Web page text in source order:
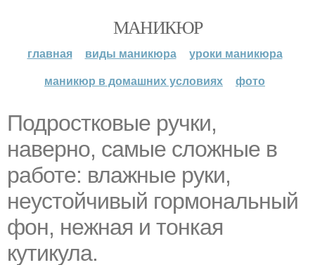
МАНИКЮР
главная виды маникюра
уроки маникюра
маникюр в домашних условиях
фото
Подростковые ручки,
наверно, самые сложные в
работе: влажные руки,
неустойчивый гормональный
фон, нежная и тонкая
кутикула.